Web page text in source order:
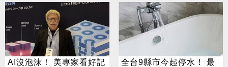
AI沒泡沫！ 美專家看好記
全台9縣市今起停水！ 最